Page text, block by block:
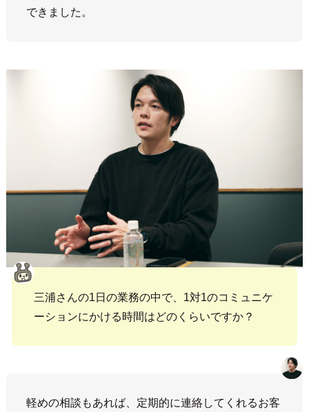
できました。
三浦さんの1日の業務の中で、1対1のコミュニケ
ーションにかける時間はどのくらいですか？
軽めの相談もあれば、定期的に連絡してくれるお客